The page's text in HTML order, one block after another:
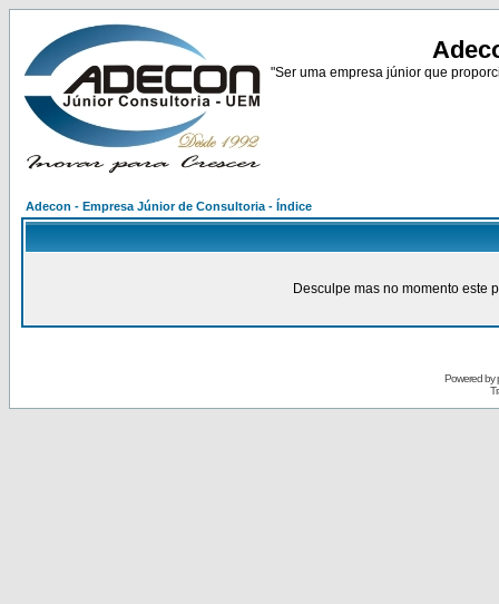
"Ser uma empresa júnior que
Adecon - Empresa Júnior de Consultoria - Índice
Desculpe mas no momento este
Powered by